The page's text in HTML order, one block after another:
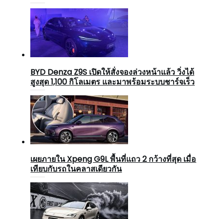
BYD Denza Z9S เปิดให้สั่งจองล่วงหน้าแล้ว วิ่งได้
สูงสุด 1,100 กิโลเมตร และมาพร้อมระบบชาร์จเร็ว
เผยภายใน Xpeng G9L พื้นที่แถว 2 กว้างที่สุด เมื่อ
เทียบกับรถในคลาสเดียวกัน